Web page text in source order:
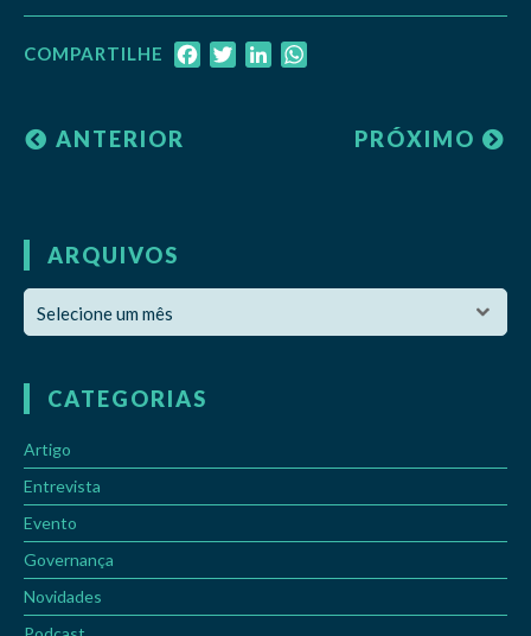
COMPARTILHE FacebookTwitterLinkedIn
ANTERIOR PRÓXIMO
ARQUIVOS
CATEGORIAS
Artigo
Entrevista
Evento
Governança
Novidades